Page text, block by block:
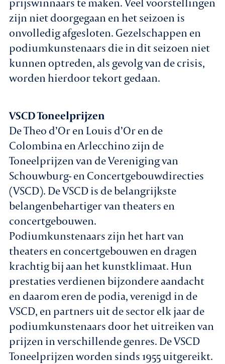
zijn niet doorgegaan en het seizoen is
onvolledig afgesloten. Gezelschappen en
podiumkunstenaars die in dit seizoen niet
kunnen optreden, als gevolg van de crisis,
worden hierdoor tekort gedaan.
VSCD Toneelprijzen
De Theo d’Or en Louis d’Or en de
Colombina en Arlecchino zijn de
Toneelprijzen van de Vereniging van
Schouwburg- en Concertgebouwdirecties
(VSCD). De VSCD is de belangrijkste
belangenbehartiger van theaters en
concertgebouwen.
Podiumkunstenaars zijn het hart van
theaters en concertgebouwen en dragen
krachtig bij aan het kunstklimaat. Hun
prestaties verdienen bijzondere aandacht
en daarom eren de podia, verenigd in de
VSCD, en partners uit de sector elk jaar de
podiumkunstenaars door het uitreiken van
prijzen in verschillende genres. De VSCD
Toneelprijzen worden sinds 1955 uitgereikt.